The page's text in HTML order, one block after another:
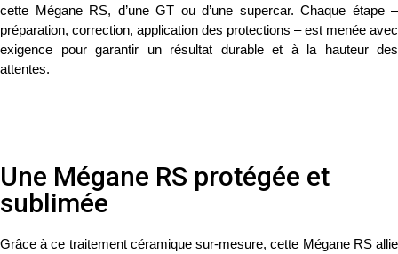
cette Mégane RS, d’une GT ou d’une supercar. Chaque étape –
préparation, correction, application des protections – est menée avec
exigence pour garantir un résultat durable et à la hauteur des
attentes.
Une Mégane RS protégée et
sublimée
Grâce à ce traitement céramique sur-mesure, cette Mégane RS allie